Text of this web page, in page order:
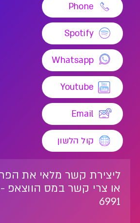
Phone
Spotify
Whatsapp
Youtube
Email
קול הלשון
ליצירת קשר מלאי את
6991